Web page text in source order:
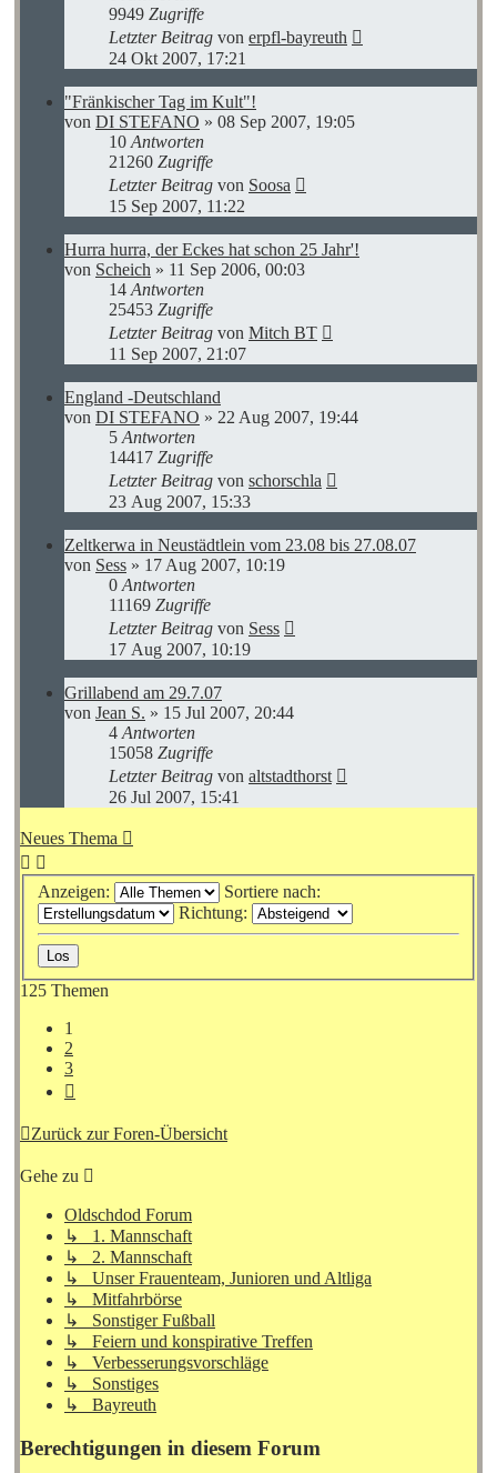
9949 Zugriffe
Letzter Beitrag von erpfl-bayreuth
24 Okt 2007, 17:21
"Fränkischer Tag im Kult"!
von DI STEFANO » 08 Sep 2007, 19:05
10 Antworten
21260 Zugriffe
Letzter Beitrag von Soosa
15 Sep 2007, 11:22
Hurra hurra, der Eckes hat schon 25 Jahr'!
von Scheich » 11 Sep 2006, 00:03
14 Antworten
25453 Zugriffe
Letzter Beitrag von Mitch BT
11 Sep 2007, 21:07
England -Deutschland
von DI STEFANO » 22 Aug 2007, 19:44
5 Antworten
14417 Zugriffe
Letzter Beitrag von schorschla
23 Aug 2007, 15:33
Zeltkerwa in Neustädtlein vom 23.08 bis 27.08.07
von Sess » 17 Aug 2007, 10:19
0 Antworten
11169 Zugriffe
Letzter Beitrag von Sess
17 Aug 2007, 10:19
Grillabend am 29.7.07
von Jean S. » 15 Jul 2007, 20:44
4 Antworten
15058 Zugriffe
Letzter Beitrag von altstadthorst
26 Jul 2007, 15:41
Neues Thema
Anzeigen:
Sortiere nach:
Richtung:
125 Themen
1
2
3
Zurück zur Foren-Übersicht
Gehe zu
Oldschdod Forum
↳ 1. Mannschaft
↳ 2. Mannschaft
↳ Unser Frauenteam, Junioren und Altliga
↳ Mitfahrbörse
↳ Sonstiger Fußball
↳ Feiern und konspirative Treffen
↳ Verbesserungsvorschläge
↳ Sonstiges
↳ Bayreuth
Berechtigungen in diesem Forum